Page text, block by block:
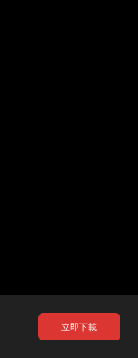
立即下載